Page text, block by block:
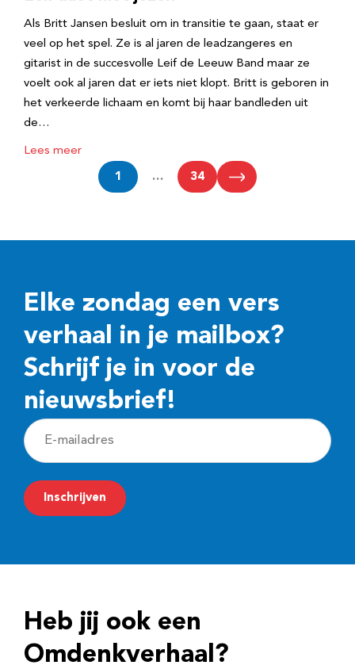
Als Britt Jansen besluit om in transitie te gaan, staat er
veel op het spel. Ze is al jaren de leadzangeres en
gitarist in de succesvolle Leif de Leeuw Band maar ze
voelt ook al jaren dat er iets niet klopt. Britt is geboren in
het verkeerde lichaam en komt bij haar bandleden uit
de…
Lees meer
1 … 34
Elke zondag een vers
verhaal in je mailbox?
Schrijf je in voor de
nieuwsbrief!
E
-
m
a
r
e
Inschrijven
Heb jij ook een
Omdenkverhaal?